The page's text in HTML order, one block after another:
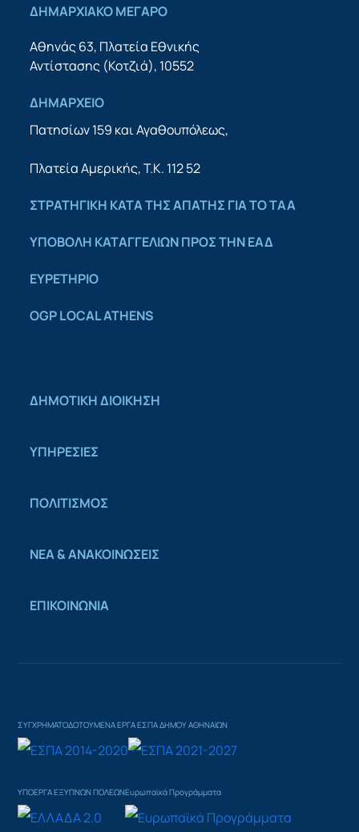
ΔΗΜΑΡΧΙΑΚΟ ΜΕΓΑΡΟ
Αθηνάς 63, Πλατεία Εθνικής
Αντίστασης (Κοτζιά), 10552
ΔΗΜΑΡΧΕΙΟ
Πατησίων 159 και Αγαθουπόλεως,
Πλατεία Αμερικής, Τ.Κ. 112 52
ΣΤΡΑΤΗΓΙΚΗ ΚΑΤΑ ΤΗΣ ΑΠΑΤΗΣ ΓΙΑ ΤΟ ΤΑΑ
YΠΟΒΟΛΗ ΚΑΤΑΓΓΕΛΙΩΝ ΠΡΟΣ ΤΗΝ ΕΑΔ
ΕΥΡΕΤΗΡΙΟ
OGP LOCAL ATHENS
ΔΗΜΟΤΙΚΗ ΔΙΟΙΚΗΣΗ
ΥΠΗΡΕΣΙΕΣ
ΠΟΛΙΤΙΣΜΟΣ
ΝΕΑ & ΑΝΑΚΟΙΝΩΣΕΙΣ
ΕΠΙΚΟΙΝΩΝΙΑ
ΣΥΓΧΡΗΜΑΤΟΔΟΤΟΥΜΕΝΑ ΕΡΓΑ ΕΣΠΑ ΔΗΜΟΥ ΑΘΗΝΑΙΩΝ
ΥΠΟΕΡΓΑ ΕΞΥΠΝΩΝ ΠΟΛΕΩΝΕυρωπαϊκά Προγράμματα